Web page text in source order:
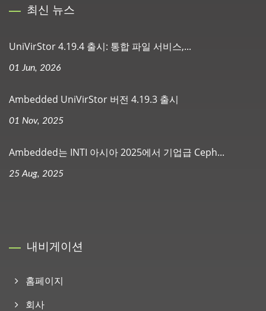
최신 뉴스
UniVirStor 4.19.4 출시: 통합 파일 서비스,...
01 Jun, 2026
Ambedded UniVirStor 버전 4.19.3 출시
01 Nov, 2025
Ambedded는 INTI 아시아 2025에서 기업급 Ceph...
25 Aug, 2025
내비게이션
홈페이지
회사